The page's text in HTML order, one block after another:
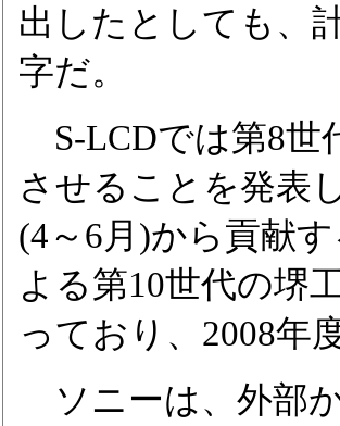
出したとしても、
字だ。
S-LCDでは第8世
させることを発表
(4～6月)から貢献
よる第10世代の堺
っており、2008年
ソニーは、外部